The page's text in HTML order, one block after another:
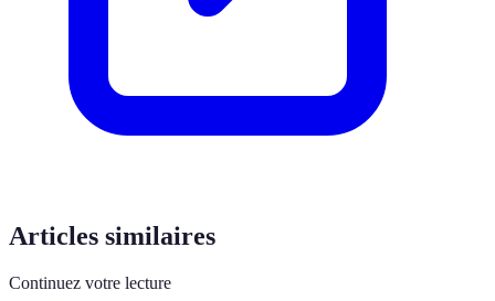
Articles similaires
Continuez votre lecture